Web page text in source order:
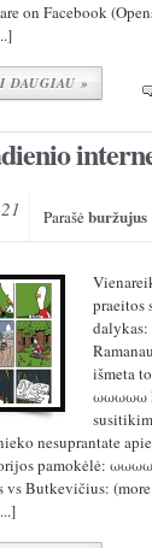
on Facebook
DAUGIAU »
Parašėburžujus
praeitos
išmeta
ωωωωω
nesuprantate
pamokėlė:
vs Butkevičius: